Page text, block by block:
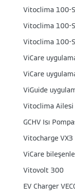
Vitoclima 100-
Vitoclima 100-
Vitoclima 100-
ViCare
ViCare
ViGuide
Vitoclima Ailesi
GCHV Isı
Vitocharge VX3
ViCare
Vitovolt 300
EV Charger